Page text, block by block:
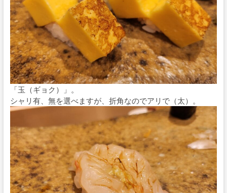
「玉（ギョク）」。
シャリ有、無を選べますが、折角なのでアリで（太）。